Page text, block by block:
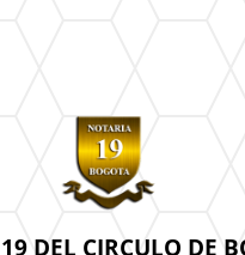
DEL CIRCULO DE